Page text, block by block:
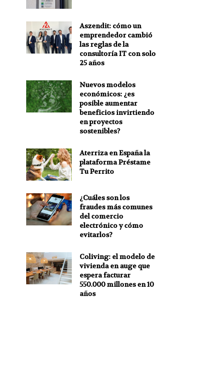
Aszendit: cómo un
emprendedor cambió
las reglas de la
consultoría IT con solo
25 años
Nuevos modelos
económicos: ¿es
posible aumentar
beneficios invirtiendo
en proyectos
sostenibles?
Aterriza en España la
plataforma Préstame
Tu Perrito
¿Cuáles son los
fraudes más comunes
del comercio
electrónico y cómo
evitarlos?
Coliving: el modelo de
vivienda en auge que
espera facturar
550.000 millones en 10
años